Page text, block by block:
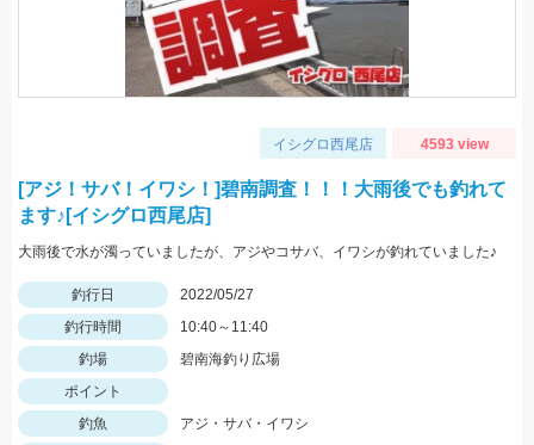
イシグロ西尾店 4593 view
[アジ！サバ！イワシ！]碧南調査！！！大雨後でも釣れて
ます♪[イシグロ西尾店]
大雨後で水が濁っていましたが、アジやコサバ、イワシが釣れていました♪
釣行日
2022/05/27
釣行時間
10:40～11:40
釣場
碧南海釣り広場
ポイント
釣魚
アジ・サバ・イワシ